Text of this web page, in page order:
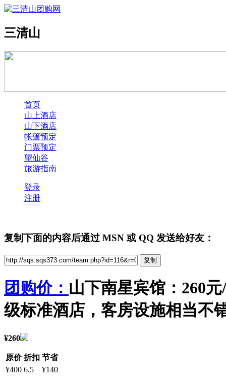
三清山
首页
山上酒店
山下酒店
帐篷预定
门票预定
望仙谷
旅游指南
登录
注册
复制下面的内容后通过 MSN 或 QQ 发送给好友：
团购价： 山下南星宾馆：260
级标准酒店，客房设施相当不
¥260
原价 折扣 节省
¥400 6.5 ¥140